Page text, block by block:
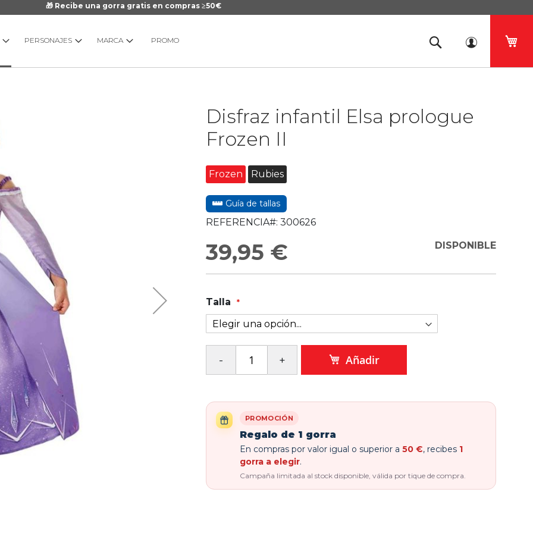
🎁 Recibe una gorra gratis en compras ≥50€
PERSONAJES MARCA PROMO
Disfraz infantil Elsa prologue
Frozen II
Frozen Rubies
Guía de tallas
REFERENCIA#: 300626
39,95 € DISPONIBLE
Talla
Añadir
PROMOCIÓN
Regalo de 1 gorra
En compras por valor igual o superior a 50 €, recibes 1
gorra a elegir.
Campaña limitada al stock disponible, válida por tique de compra.
galería
imágenes